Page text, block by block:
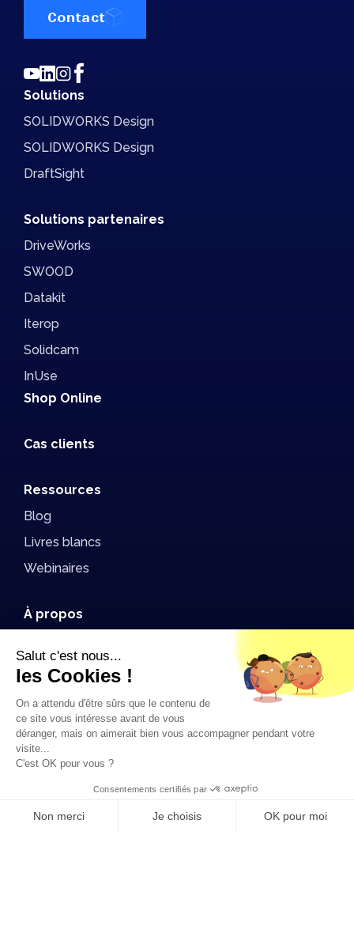
Contact
Solutions
SOLIDWORKS Design
SOLIDWORKS Design
DraftSight
Solutions partenaires
DriveWorks
SWOOD
Datakit
Iterop
Solidcam
InUse
Shop Online
Cas clients
Ressources
Blog
Livres blancs
Webinaires
À propos
Communiqué de Presse
Conception 3D
Simulation
Conception électrique
Communication technique
Visualisation
Salut c'est nous...
les Cookies !
On a attendu d'être sûrs que le contenu de
ce site vous intéresse avant de vous
déranger, mais on aimerait bien vous accompagner pendant votre
visite...
C'est OK pour vous ?
Consentements certifiés par
Non merci Je choisis OK pour moi